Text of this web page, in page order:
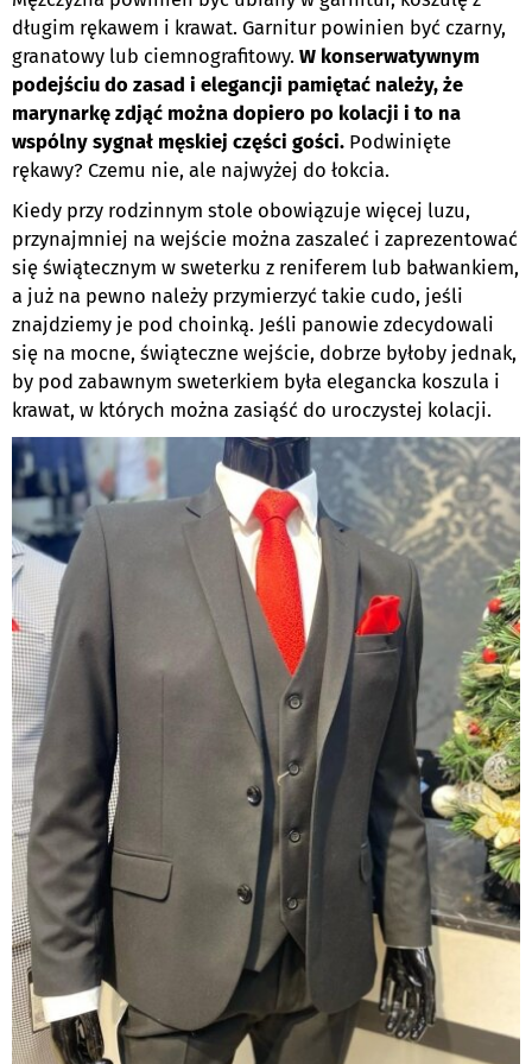
długim rękawem i krawat. Garnitur powinien być czarny,
granatowy lub ciemnografitowy. W konserwatywnym
podejściu do zasad i elegancji pamiętać należy, że
marynarkę zdjąć można dopiero po kolacji i to na
wspólny sygnał męskiej części gości. Podwinięte
rękawy? Czemu nie, ale najwyżej do łokcia.
Kiedy przy rodzinnym stole obowiązuje więcej luzu,
przynajmniej na wejście można zaszaleć i zaprezentować
się świątecznym w sweterku z reniferem lub bałwankiem,
a już na pewno należy przymierzyć takie cudo, jeśli
znajdziemy je pod choinką. Jeśli panowie zdecydowali
się na mocne, świąteczne wejście, dobrze byłoby jednak,
by pod zabawnym sweterkiem była elegancka koszula i
krawat, w których można zasiąść do uroczystej kolacji.